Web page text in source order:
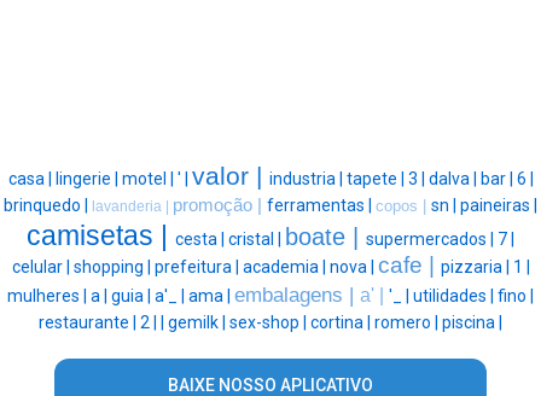
casa | lingerie | motel | ' | valor | industria | tapete | 3 | dalva | bar | 6 |
brinquedo |
lavanderia | promoção | ferramentas | copos | sn | paineiras |
camisetas | cesta | cristal | boate | supermercados | 7 |
celular | shopping | prefeitura | academia | nova | cafe | pizzaria | 1 |
mulheres | a | guia | a'_ | ama | embalagens | a' | '_ | utilidades | fino |
restaurante | 2 | gemilk | sex-shop | cortina | romero | piscina |
BAIXE NOSSO APLICATIVO